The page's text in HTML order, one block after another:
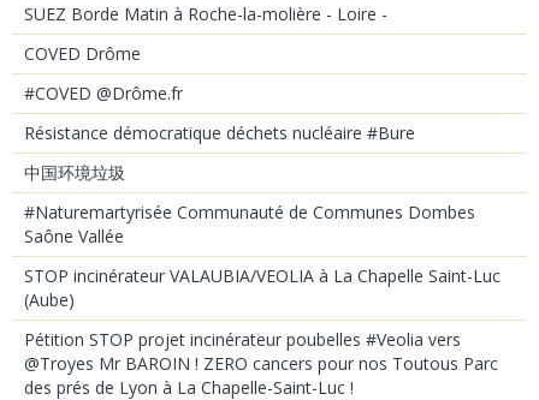
SUEZ Borde Matin à Roche-la-molière - Loire -
COVED Drôme
#COVED @Drôme.fr
Résistance démocratique déchets nucléaire #Bure
中国环境垃圾
#Naturemartyrisée Communauté de Communes Dombes
Saône Vallée
STOP incinérateur VALAUBIA/VEOLIA à La Chapelle Saint-Luc
(Aube)
Pétition STOP projet incinérateur poubelles #Veolia vers
@Troyes Mr BAROIN ! ZERO cancers pour nos Toutous Parc
des prés de Lyon à La Chapelle-Saint-Luc !